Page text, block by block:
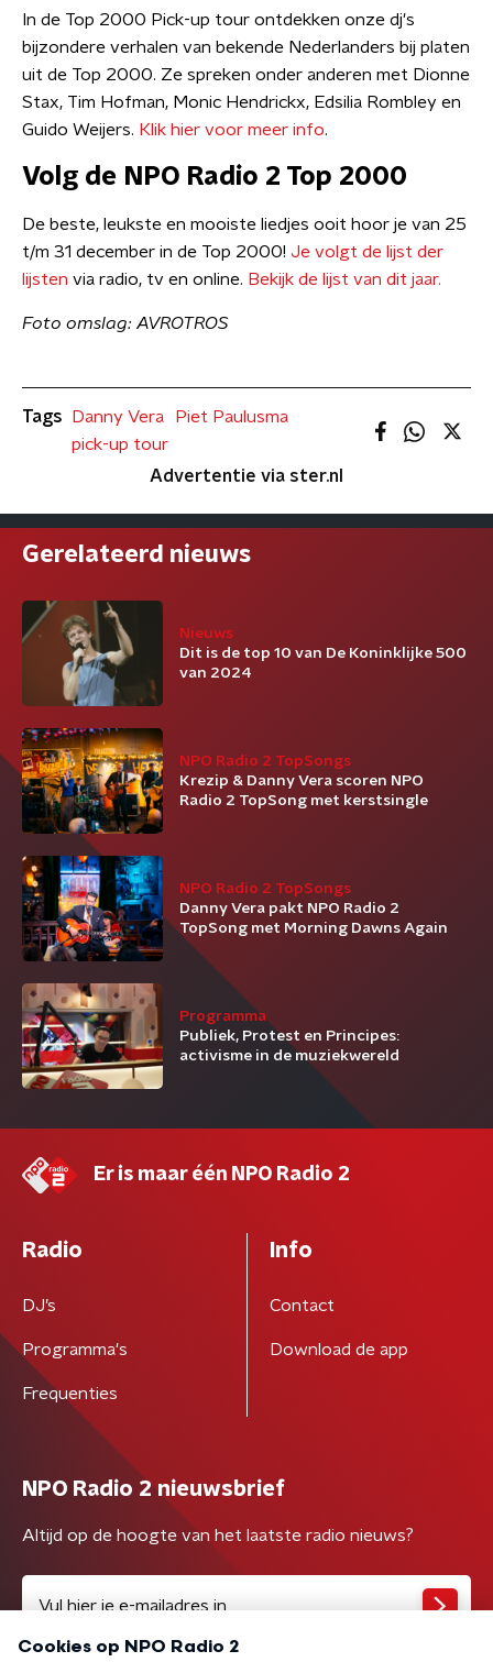
In de Top 2000 Pick-up tour ontdekken onze dj's
bijzondere verhalen van bekende Nederlanders bij platen
uit de Top 2000. Ze spreken onder anderen met Dionne
Stax, Tim Hofman, Monic Hendrickx, Edsilia Rombley en
Guido Weijers. Klik hier voor meer info.
Volg de NPO Radio 2 Top 2000
De beste, leukste en mooiste liedjes ooit hoor je van 25
t/m 31 december in de Top 2000! Je volgt de lijst der
lijsten via radio, tv en online. Bekijk de lijst van dit jaar.
Foto omslag: AVROTROS
Tags Danny Vera
Piet Paulusma
pick-up tour
Advertentie via ster.nl
Gerelateerd nieuws
Nieuws
Dit is de top 10 van De Koninklijke 500
van 2024
NPO Radio 2 TopSongs
Krezip & Danny Vera scoren NPO
Radio 2 TopSong met kerstsingle
NPO Radio 2 TopSongs
Danny Vera pakt NPO Radio 2
TopSong met Morning Dawns Again
Programma
Publiek, Protest en Principes:
activisme in de muziekwereld
Er is maar één NPO Radio 2
Radio
DJ’s
Programma's
Frequenties
Info
Contact
Download de app
NPO Radio 2 nieuwsbrief
Altijd op de hoogte van het laatste radio nieuws?